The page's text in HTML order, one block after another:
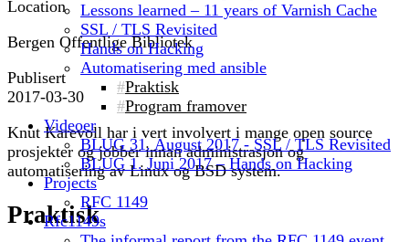
Lessons learned – 11 years of Varnish Cache
SSL / TLS Revisited
Hands on Hacking
Automatisering med ansible
Praktisk
Program framover
Videoer
BLUG 31. August 2017 - SSL / TLS Revisited
BLUG 1. Juni 2017 – Hands on Hacking
Projects
RFC 1149
Rfc1149s
Location
Bergen Offentlige Bibliotek
Publisert
2017-03-30
Knut Karevoll har i vert involvert i mange open source
prosjekter og jobber innan administrasjon og
automatisering av Linux og BSD system.
Praktisk